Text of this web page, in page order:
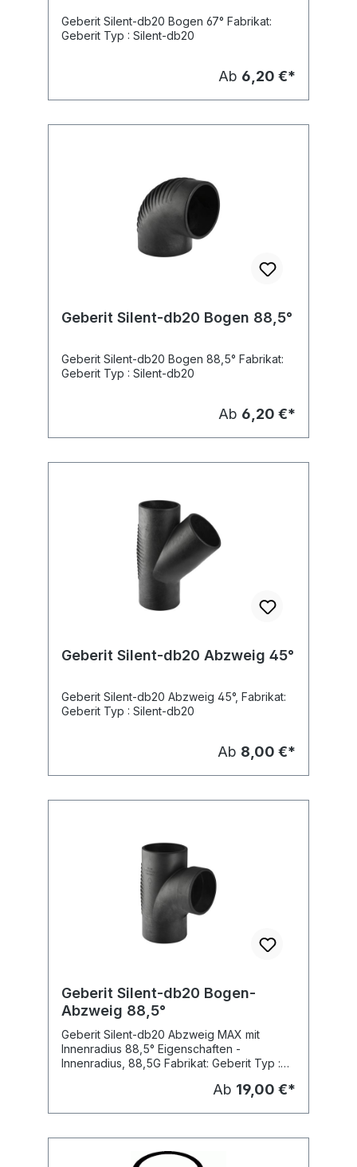
Geberit Silent-db20 Bogen 67° Fabrikat:
Geberit Typ : Silent-db20
Ab 6,20 €*
Geberit Silent-db20 Bogen 88,5°
Geberit Silent-db20 Bogen 88,5° Fabrikat:
Geberit Typ : Silent-db20
Ab 6,20 €*
Geberit Silent-db20 Abzweig 45°
Geberit Silent-db20 Abzweig 45°, Fabrikat:
Geberit Typ : Silent-db20
Ab 8,00 €*
Geberit Silent-db20 Bogen-
Abzweig 88,5°
Geberit Silent-db20 Abzweig MAX mit
Innenradius 88,5° Eigenschaften -
Innenradius, 88,5G Fabrikat: Geberit Typ :
Ab 19,00 €*